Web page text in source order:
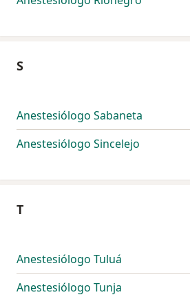
S
Anestesiólogo Sabaneta
Anestesiólogo Sincelejo
T
Anestesiólogo Tuluá
Anestesiólogo Tunja